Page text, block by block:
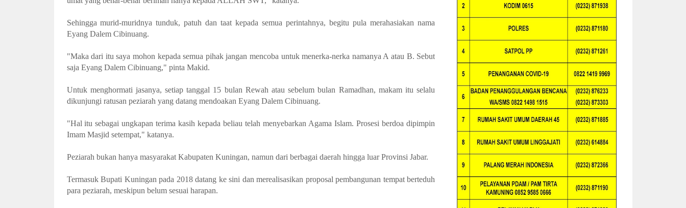
Sehingga murid-muridnya tunduk, patuh dan taat kepada semua perintahnya, begitu pula merahasiakan nama
Eyang Dalem Cibinuang.
"Maka dari itu saya mohon kepada semua pihak jangan mencoba untuk menerka-nerka namanya A atau B. Sebut
saja Eyang Dalem Cibinuang," pinta Makid.
Untuk menghormati jasanya, setiap tanggal 15 bulan Rewah atau sebelum bulan Ramadhan, makam itu selalu
dikunjungi ratusan peziarah yang datang mendoakan Eyang Dalem Cibinuang.
"Hal itu sebagai ungkapan terima kasih kepada beliau telah menyebarkan Agama Islam. Prosesi berdoa dipimpin
Imam Masjid setempat," katanya.
Peziarah bukan hanya masyarakat Kabupaten Kuningan, namun dari berbagai daerah hingga luar Provinsi Jabar.
Termasuk Bupati Kuningan pada 2018 datang ke sini dan merealisasikan proposal pembangunan tempat berteduh
para peziarah, meskipun belum sesuai harapan.